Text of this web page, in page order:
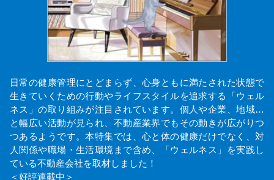
日常の健康管理にとどまらず、心身ともに満たされた状態で
生きていくための行動やライフスタイルを追求する「ウェル
ネス」の取り組みが注目されています。個人や企業、地域…
と幅広い活動が見られ、不動産業界でもその動きが広がりつ
つあるようです。本特集では、心と体の健康だけでなく、対
人関係や職場・生活環境まで含め、「ウェルネス」を実践し
ている不動産会社を取材しました！
＜好評連載中＞